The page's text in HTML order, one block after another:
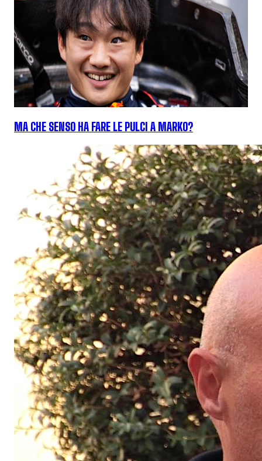
MA CHE SENSO HA FARE LE PULCI A MARKO?